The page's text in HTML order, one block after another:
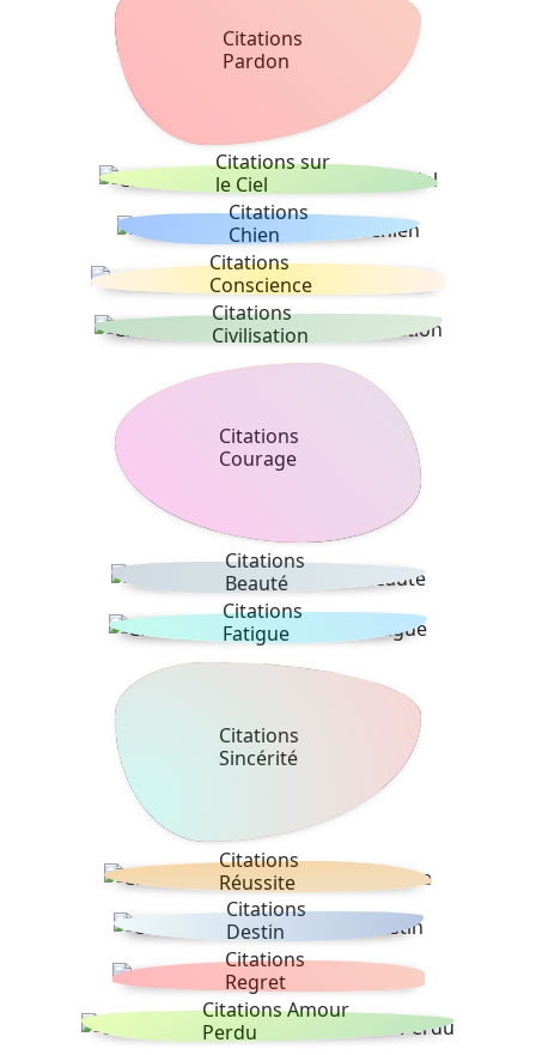
Citations
Pardon
Citations sur
le Ciel
Citations
Chien
Citations
Conscience
Citations
Civilisation
Citations
Courage
Citations
Beauté
Citations
Fatigue
Citations
Sincérité
Citations
Réussite
Citations
Destin
Citations
Regret
Citations Amour
Perdu